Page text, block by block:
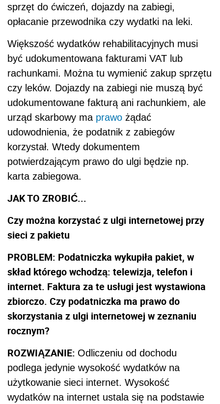
sprzęt do ćwiczeń, dojazdy na zabiegi,
opłacanie przewodnika czy wydatki na leki.
Większość wydatków rehabilitacyjnych musi
być udokumentowana fakturami VAT lub
rachunkami. Można tu wymienić zakup sprzętu
czy leków. Dojazdy na zabiegi nie muszą być
udokumentowane fakturą ani rachunkiem, ale
urząd skarbowy ma prawo żądać
udowodnienia, że podatnik z zabiegów
korzystał. Wtedy dokumentem
potwierdzającym prawo do ulgi będzie np.
karta zabiegowa.
JAK TO ZROBIĆ...
Czy można korzystać z ulgi internetowej przy
sieci z pakietu
PROBLEM: Podatniczka wykupiła pakiet, w
skład którego wchodzą: telewizja, telefon i
internet. Faktura za te usługi jest wystawiona
zbiorczo. Czy podatniczka ma prawo do
skorzystania z ulgi internetowej w zeznaniu
rocznym?
ROZWIĄZANIE: Odliczeniu od dochodu
podlega jedynie wysokość wydatków na
użytkowanie sieci internet. Wysokość
wydatków na internet ustala się na podstawie